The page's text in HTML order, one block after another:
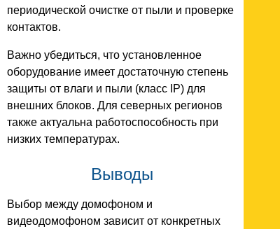
периодической очистке от пыли и проверке
контактов.
Важно убедиться, что установленное
оборудование имеет достаточную степень
защиты от влаги и пыли (класс IP) для
внешних блоков. Для северных регионов
также актуальна работоспособность при
низких температурах.
Выводы
Выбор между домофоном и
видеодомофоном зависит от конкретных